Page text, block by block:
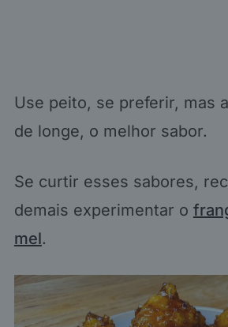
Use peito, se preferir, mas
de longe, o melhor sabor.
Se curtir esses sabores,
demais experimentar o
mel.